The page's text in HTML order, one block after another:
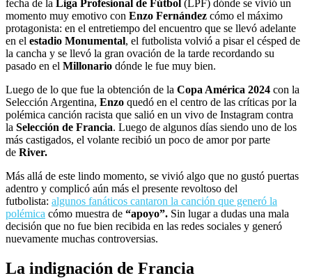
fecha de la Liga Profesional de Fútbol (LPF) dónde se vivió un
momento muy emotivo con Enzo Fernández cómo el máximo
protagonista: en el entretiempo del encuentro que se llevó adelante
en el estadio Monumental, el futbolista volvió a pisar el césped de
la cancha y se llevó la gran ovación de la tarde recordando su
pasado en el Millonario dónde le fue muy bien.
Luego de lo que fue la obtención de la Copa América 2024 con la
Selección Argentina, Enzo quedó en el centro de las críticas por la
polémica canción racista que salió en un vivo de Instagram contra
la Selección de Francia. Luego de algunos días siendo uno de los
más castigados, el volante recibió un poco de amor por parte
de River.
Más allá de este lindo momento, se vivió algo que no gustó puertas
adentro y complicó aún más el presente revoltoso del
futbolista: algunos fanáticos cantaron la canción que generó la
polémica cómo muestra de “apoyo”. Sin lugar a dudas una mala
decisión que no fue bien recibida en las redes sociales y generó
nuevamente muchas controversias.
La indignación de Francia